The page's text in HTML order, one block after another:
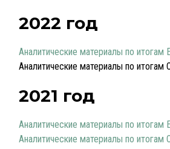
2022 год
Аналитические материалы по итогам
Аналитические материалы по итогам
2021 год
Аналитические материалы по итогам
Аналитические материалы по итогам